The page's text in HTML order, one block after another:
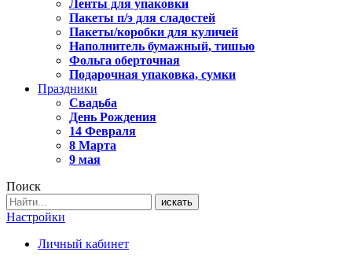
Ленты для упаковки
Пакеты п/э для сладостей
Пакеты/коробки для куличей
Наполнитель бумажный, тишью
Фольга оберточная
Подарочная упаковка, сумки
Праздники
Свадьба
День Рождения
14 Февраля
8 Марта
9 мая
Поиск
искать
Настройки
Личный кабинет